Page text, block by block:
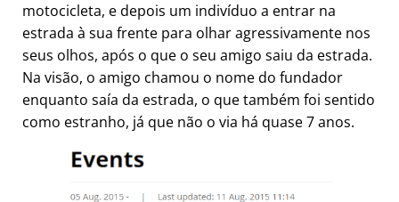
motocicleta, e depois um indivíduo a entrar na
estrada à sua frente para olhar agressivamente nos
seus olhos, após o que o seu amigo saiu da estrada.
Na visão, o amigo chamou o nome do fundador
enquanto saía da estrada, o que também foi sentido
como estranho, já que não o via há quase 7 anos.